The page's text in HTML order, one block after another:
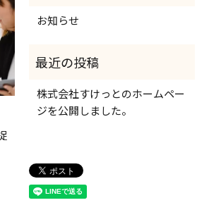
お知らせ
株式会社すけっとのホームペー
ジを公開しました。